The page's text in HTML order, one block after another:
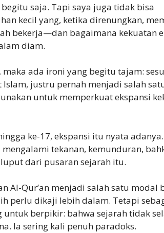
saja. Tapi saya juga tidak bisa
kecil yang, ketika direnungkan,
bekerja—dan bagaimana kekuatan
diam.
ada ironi yang begitu tajam:
justru pernah menjadi salah
untuk memperkuat ekspansi
ke-17, ekspansi itu nyata
tekanan, kemunduran,
dari pusaran sejarah itu.
Al-Qur’an menjadi salah satu modal
perlu dikaji lebih dalam. Tetapi
berpikir: bahwa sejarah tidak
Ia sering kali penuh paradoks.